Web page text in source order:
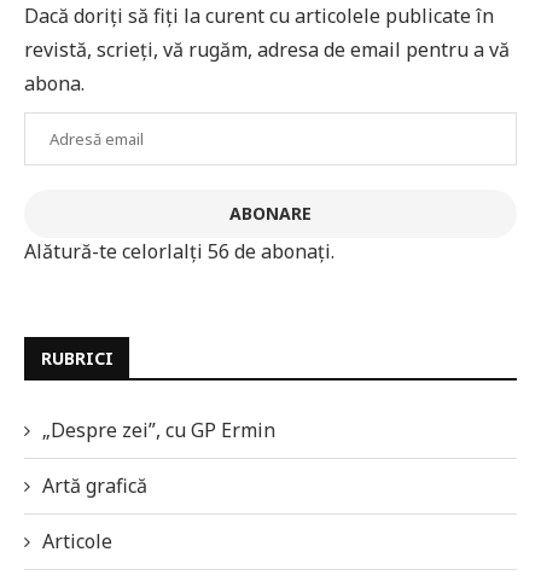
Dacă doriți să fiți la curent cu articolele publicate în
revistă, scrieți, vă rugăm, adresa de email pentru a vă
abona.
ABONARE
Alătură-te celorlalți 56 de abonați.
RUBRICI
„Despre zei”, cu GP Ermin
Artă grafică
Articole